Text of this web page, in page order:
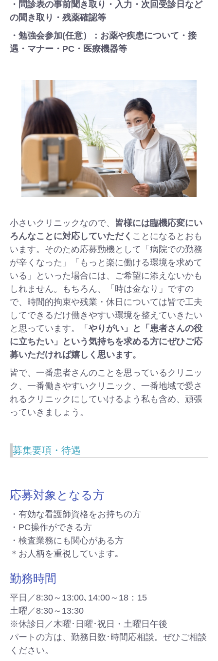
・問診表の事前聞き取り・入力・次回受診日など
の聞き取り・残薬確認等
・勉強会参加(任意）：お薬や疾患について・接
遇・マナー・PC・医療機器等
小さいクリニックなので、 皆様には臨機応変にい
ろんなことに対応していただく ことになるとおも
います。そのため応募動機として「病院での勤務
が辛くなった」「もっと楽に働ける環境を求めて
いる」といった場合には、ご希望に添えないかも
しれません。もちろん、「時は金なり」ですの
で、時間的拘束や残業・休日については皆で工夫
してできるだけ働きやすい環境を整えていきたい
と思っています。「 やりがい」と「患者さんの役
に立ちたい」という気持ちを求める方にぜひご応
募いただければ嬉しく思います。
皆で、一番患者さんのことを思っているクリニッ
ク、一番働きやすいクリニック、一番地域で愛さ
れるクリニックにしていけるよう私も含め、頑張
っていきましょう。
募集要項・待遇
応募対象となる方
・有効な看護師資格をお持ちの方
・PC操作ができる方
・検査業務にも関心がある方
＊お人柄を重視しています｡
勤務時間
平日／8:30～13:00､14:00～18：15
土曜／8:30～13:30
※休診日／木曜･日曜･祝日・土曜日午後
パートの方は、勤務日数･時間応相談。ぜひご相談
ください。